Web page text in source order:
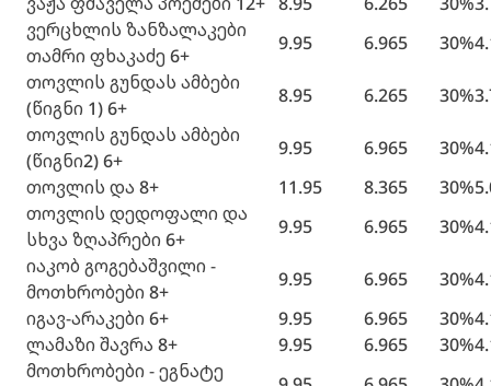
ვერცხლის ზანზალაკები
თამრი ფხაკაძე 6+
9.95 6.965 30%
თოვლის გუნდას ამბები
(წიგნი 1) 6+
8.95 6.265 30%
თოვლის გუნდას ამბები
(წიგნი2) 6+
9.95 6.965 30%
თოვლის და 8+
11.95 8.365 30%
თოვლის დედოფალი და
სხვა ზღაპრები 6+
9.95 6.965 30%
იაკობ გოგებაშვილი -
მოთხრობები 8+
9.95 6.965 30%
იგავ-არაკები 6+
9.95 6.965 30%
ლამაზი შავრა 8+
9.95 6.965 30%
მოთხრობები - ეგნატე